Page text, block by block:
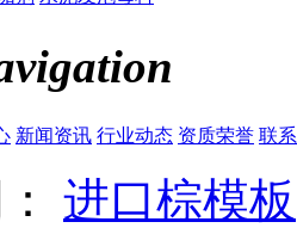
新闻资讯 行业动态 资质荣誉 联
进口棕模板